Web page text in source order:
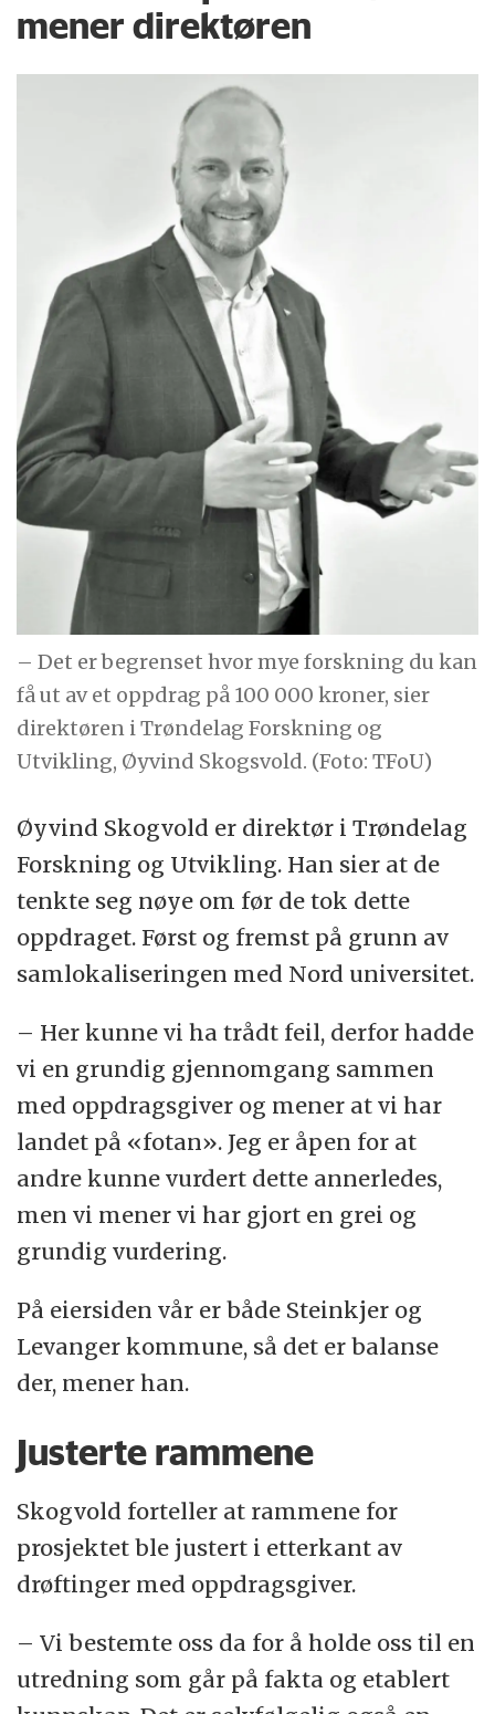
mener direktøren
– Det er begrenset hvor mye forskning du kan
få ut av et oppdrag på 100 000 kroner, sier
direktøren i Trøndelag Forskning og
Utvikling, Øyvind Skogsvold. (Foto: TFoU)
Øyvind Skogvold er direktør i Trøndelag
Forskning og Utvikling. Han sier at de
tenkte seg nøye om før de tok dette
oppdraget. Først og fremst på grunn av
samlokaliseringen med Nord universitet.
– Her kunne vi ha trådt feil, derfor hadde
vi en grundig gjennomgang sammen
med oppdragsgiver og mener at vi har
landet på «fotan». Jeg er åpen for at
andre kunne vurdert dette annerledes,
men vi mener vi har gjort en grei og
grundig vurdering.
På eiersiden vår er både Steinkjer og
Levanger kommune, så det er balanse
der, mener han.
Justerte rammene
Skogvold forteller at rammene for
prosjektet ble justert i etterkant av
drøftinger med oppdragsgiver.
– Vi bestemte oss da for å holde oss til en
utredning som går på fakta og etablert